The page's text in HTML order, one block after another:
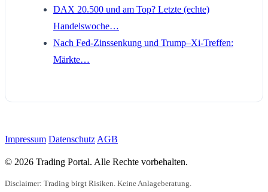
DAX 20.500 und am Top? Letzte (echte)
Handelswoche…
Nach Fed-Zinssenkung und Trump–Xi-Treffen:
Märkte…
Impressum Datenschutz AGB
© 2026 Trading Portal. Alle Rechte vorbehalten.
Disclaimer: Trading birgt Risiken. Keine Anlageberatung.